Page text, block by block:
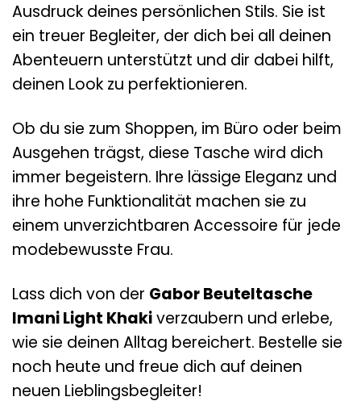
Ausdruck deines persönlichen Stils. Sie ist
ein treuer Begleiter, der dich bei all deinen
Abenteuern unterstützt und dir dabei hilft,
deinen Look zu perfektionieren.
Ob du sie zum Shoppen, im Büro oder beim
Ausgehen trägst, diese Tasche wird dich
immer begeistern. Ihre lässige Eleganz und
ihre hohe Funktionalität machen sie zu
einem unverzichtbaren Accessoire für jede
modebewusste Frau.
Lass dich von der Gabor Beuteltasche
Imani Light Khakiverzaubern und erlebe,
wie sie deinen Alltag bereichert. Bestelle sie
noch heute und freue dich auf deinen
neuen Lieblingsbegleiter!